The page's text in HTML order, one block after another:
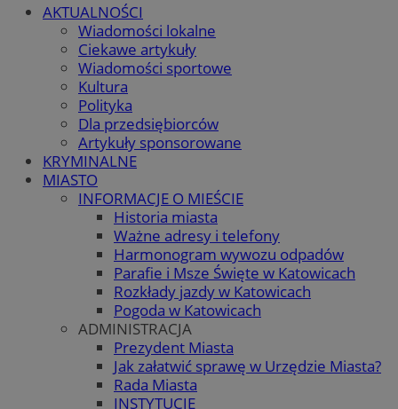
AKTUALNOŚCI
Wiadomości lokalne
Ciekawe artykuły
Wiadomości sportowe
Kultura
Polityka
Dla przedsiębiorców
Artykuły sponsorowane
KRYMINALNE
MIASTO
INFORMACJE O MIEŚCIE
Historia miasta
Ważne adresy i telefony
Harmonogram wywozu odpadów
Parafie i Msze Święte w Katowicach
Rozkłady jazdy w Katowicach
Pogoda w Katowicach
ADMINISTRACJA
Prezydent Miasta
Jak załatwić sprawę w Urzędzie Miasta?
Rada Miasta
INSTYTUCJE